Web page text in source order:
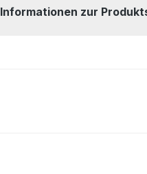
Informationen zur